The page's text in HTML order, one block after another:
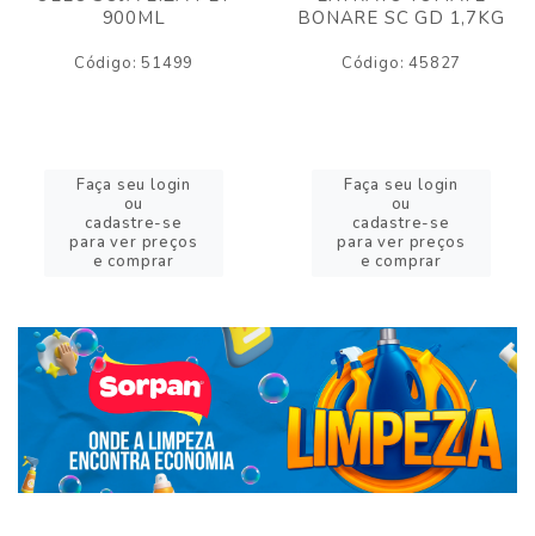
900ML
Código: 51499
Faça seu login
ou
cadastre-se
para ver preços
e comprar
BONARE SC GD 1,7KG
Código: 45827
Faça seu login
ou
cadastre-se
para ver preços
e comprar